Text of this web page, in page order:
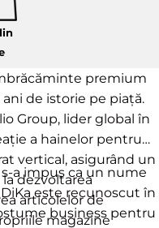
premium
de istorie pe piață.
Group, lider global în
a hainelor pentru
vertical, asigurând un
dezvoltarea
articolelor de
magazine
a impus ca un nume
este recunoscut în
business pentru